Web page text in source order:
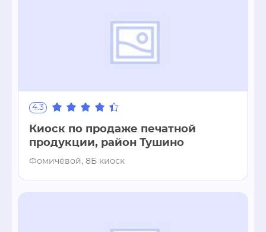
4.3
Киоск по продаже печатной
продукции, район Тушино
Фомичёвой, 8Б киоск